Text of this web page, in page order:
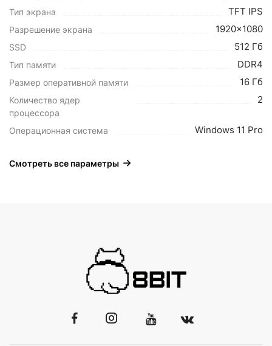
Тип экрана TFT IPS
Разрешение экрана 1920x1080
SSD 512 Гб
Тип памяти DDR4
Размер оперативной памяти 16 Гб
Количество ядер
процессора
2
Операционная система Windows 11 Pro
Смотреть все параметры